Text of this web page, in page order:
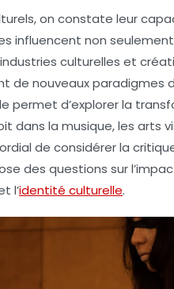
, on constate leur
influencent non
industries culturelles et
de nouveaux
permet d’explorer la
dans la musique, les arts
de considérer la
des questions sur
l’identité culturelle.